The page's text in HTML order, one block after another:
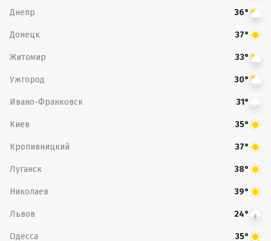
Днепр 36°
Донецк 37°
Житомир 33°
Ужгород 30°
Ивано-Франковск 31°
Киев 35°
Кропивницкий 37°
Луганск 38°
Николаев 39°
Львов 24°
Одесса 35°